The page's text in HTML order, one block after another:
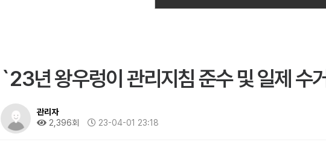
`23년 왕우렁이 관리지침 준수 및 일제 수
관리자
2,396회
23-04-01 23:18